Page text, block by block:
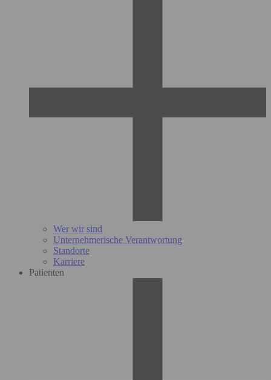
Wer wir sind
Unternehmerische Verantwortung
Standorte
Karriere
Patienten